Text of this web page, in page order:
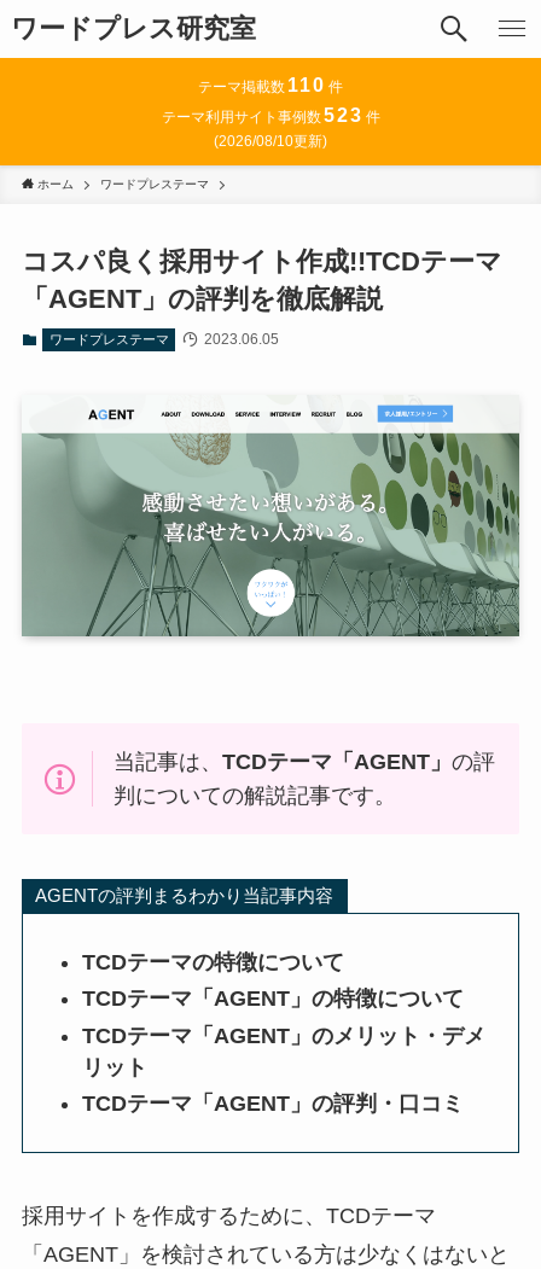
ワードプレス研究室
テーマ掲載数 110 件
テーマ利用サイト事例数523 件
(2026/08/10更新)
ホーム ワードプレステーマ
コスパ良く採用サイト作成!!TCDテーマ
「AGENT」の評判を徹底解説
ワードプレステーマ 2023.06.05
当記事は、TCDテーマ「AGENT」の評
判についての解説記事です。
AGENTの評判まるわかり当記事内容
TCDテーマの特徴について
TCDテーマ「AGENT」の特徴について
TCDテーマ「AGENT」のメリット・デメ
リット
TCDテーマ「AGENT」の評判・口コミ
採用サイトを作成するために、TCDテーマ
「AGENT」を検討されている方は少なくはないと